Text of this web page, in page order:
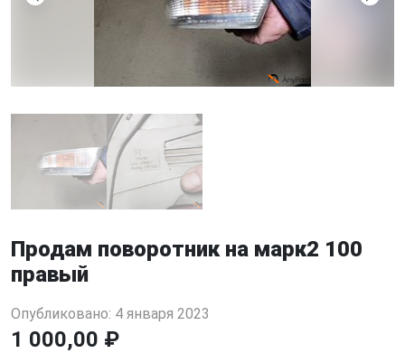
Продам поворотник на марк2 100
правый
Опубликовано: 4 января 2023
1 000,00 ₽